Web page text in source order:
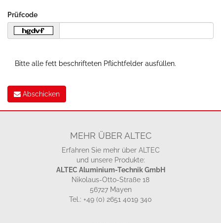
Prüfcode
Bitte alle fett beschrifteten Pflichtfelder ausfüllen.
Abschicken
MEHR ÜBER ALTEC
Erfahren Sie mehr über ALTEC
und unsere Produkte:
ALTEC Aluminium-Technik GmbH
Nikolaus-Otto-Straße 18
56727 Mayen
Tel.: +49 (0) 2651 4019 340